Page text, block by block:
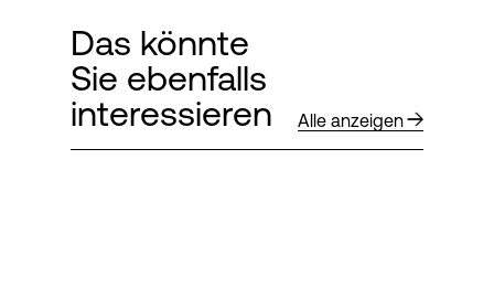
Das könnte
Sie ebenfalls
interessieren
Alle anzeigen